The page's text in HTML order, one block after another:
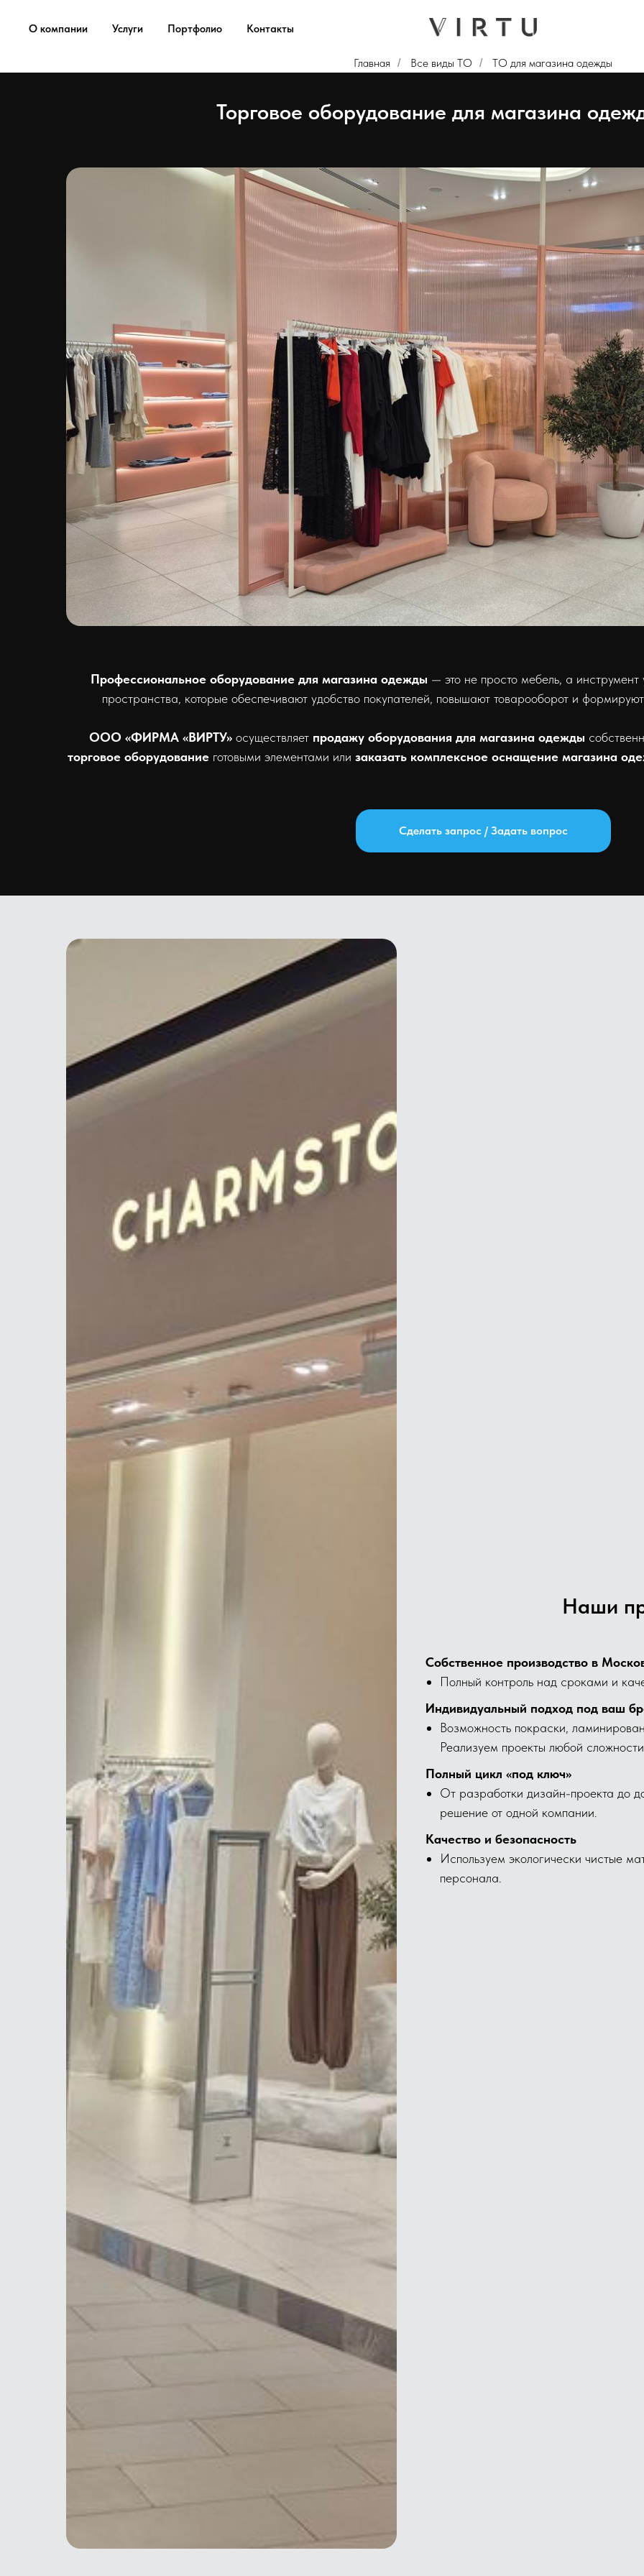
О компании Услуги Портфолио Контакты
Главная / Все виды ТО / ТО для магазина одежды
Торговое оборудование для магазина
Профессиональное оборудование для магазина одежды — это не просто мебель, а
пространства, которые обеспечивают удобство покупателей, повышают товарооборот и
ООО «ФИРМА «ВИРТУ» осуществляет продажу оборудования для магазина одежды
торговое оборудование готовыми элементами или заказать комплексное оснащение магазина
Сделать запрос / Задать вопрос
Наши
Собственное производство в
Полный контроль над сроками и
Индивидуальный подход под ваш
Возможность покраски,
Реализуем проекты любой сложности.
Полный цикл «под ключ»
От разработки дизайн-проекта до
решение от одной компании.
Качество и безопасность
Используем экологически чистые
персонала.